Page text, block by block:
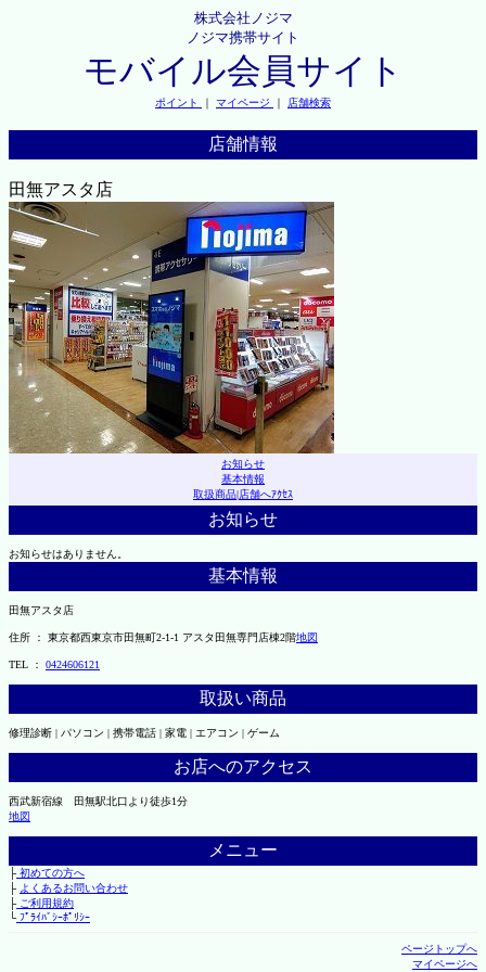
株式会社ノジマ
ノジマ携帯サイト
モバイル会員サイト
ポイント ｜ マイページ ｜ 店舗検索
店舗情報
田無アスタ店
お知らせ
基本情報
取扱商品|店舗へｱｸｾｽ
お知らせ
お知らせはありません。
基本情報
田無アスタ店
住所 ： 東京都西東京市田無町2-1-1 アスタ田無専門店棟2階地図
TEL ： 0424606121
取扱い商品
修理診断 | パソコン | 携帯電話 | 家電 | エアコン | ゲーム
お店へのアクセス
西武新宿線 田無駅北口より徒歩1分
地図
メニュー
├初めての方へ
├ よくあるお問い合わせ
├ご利用規約
└ﾌﾟﾗｲﾊﾞｼｰﾎﾟﾘｼｰ
ページトップへ
マイページへ